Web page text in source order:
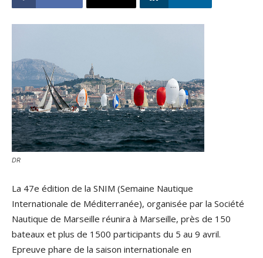
DR
La 47e édition de la SNIM (Semaine Nautique
Internationale de Méditerranée), organisée par la Société
Nautique de Marseille réunira à Marseille, près de 150
bateaux et plus de 1500 participants du 5 au 9 avril.
Epreuve phare de la saison internationale en